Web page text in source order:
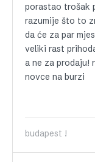
porastao trošak
razumije što to
da će za par
veliki rast
a ne za prodaju!
novce na burzi
budapest !